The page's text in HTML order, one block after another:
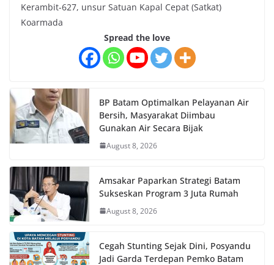
Kerambit-627, unsur Satuan Kapal Cepat (Satkat)
Koarmada
Spread the love
BP Batam Optimalkan Pelayanan Air
Bersih, Masyarakat Diimbau
Gunakan Air Secara Bijak
August 8, 2026
Amsakar Paparkan Strategi Batam
Sukseskan Program 3 Juta Rumah
August 8, 2026
Cegah Stunting Sejak Dini, Posyandu
Jadi Garda Terdepan Pemko Batam